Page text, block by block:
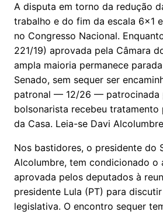
A disputa em torno da redução
trabalho e do fim da escala 6x1
no Congresso Nacional.
221/19) aprovada pela Câmara
ampla maioria permanece
Senado, sem sequer ser
patronal — 12/26 — patrocinada
bolsonarista recebeu
da Casa. Leia-se Davi
Nos bastidores, o presidente do
Alcolumbre, tem condicionado o
aprovada pelos deputados à
presidente Lula (PT) para
legislativa. O encontro sequer